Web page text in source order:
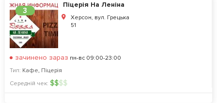
3
Піцерія На Леніна
Херсон, вул. Грецька
51
зачинено зараз пн-вс 09:00-23:00
Тип: Кафе, Піцерія
Середній чек: $$$$